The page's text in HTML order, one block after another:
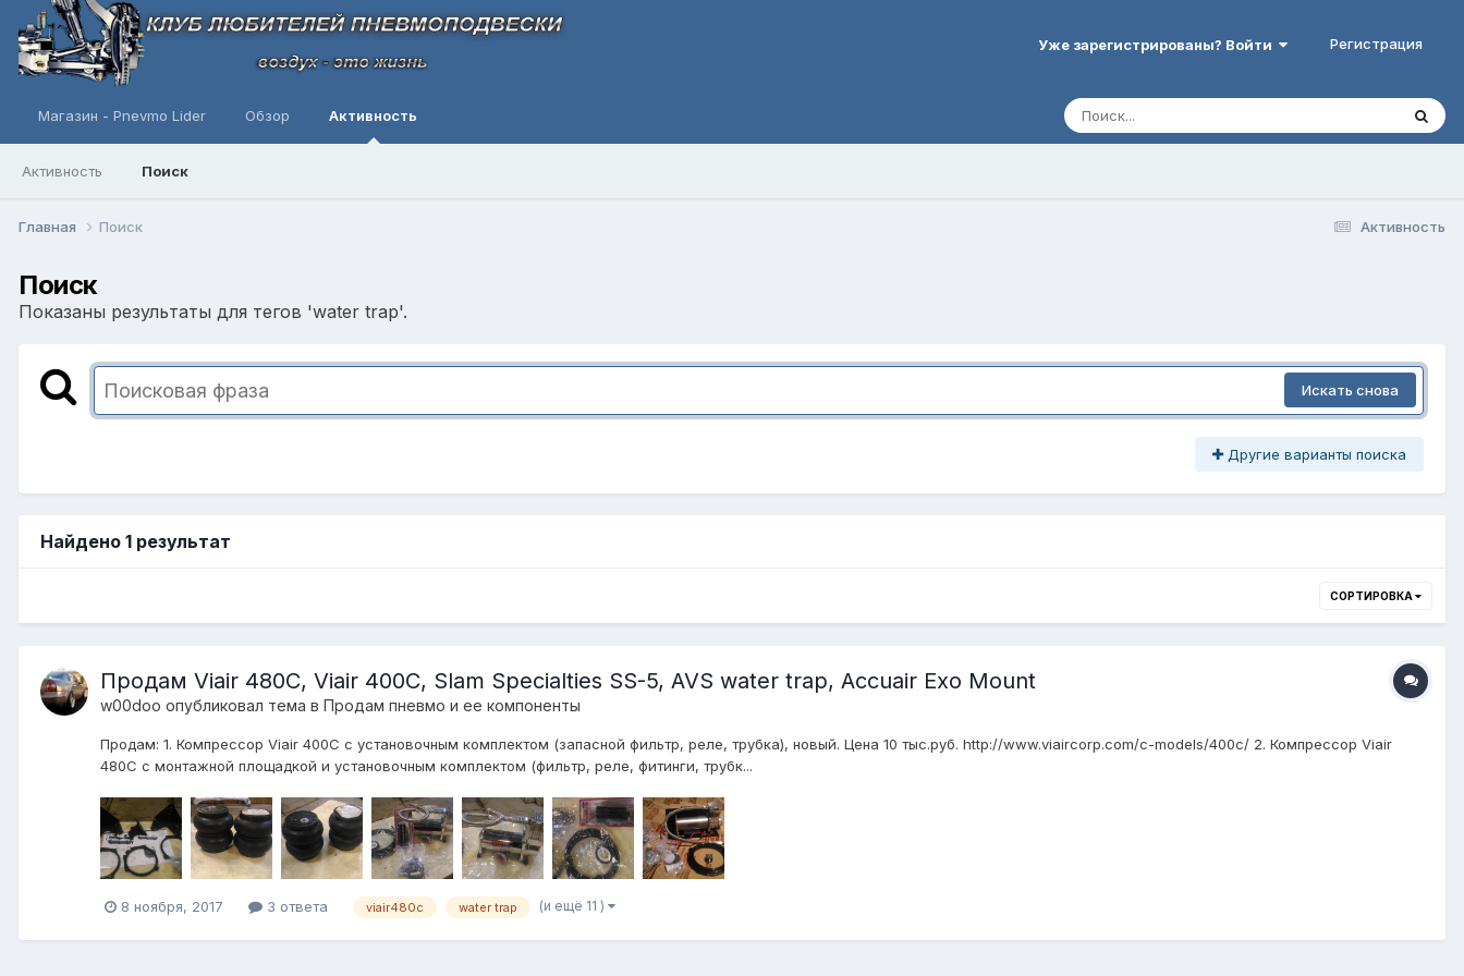
Уже зарегистрированы? Войти Регистрация
Магазин - Pnevmo Lider Обзор Активность
Активность Поиск
Активность
Главная Поиск
Поиск
Показаны результаты для тегов 'water trap'.
Искать снова
Другие варианты поиска
Найдено 1 результат
СОРТИРОВКА
Продам Viair 480C, Viair 400C, Slam Specialties SS-5, AVS water trap, Accuair Exo Mount
w00doo опубликовал тема в Продам пневмо и ее компоненты
Продам: 1. Компрессор Viair 400С с установочным комплектом (запасной фильтр, реле, трубка), новый. Цена 10 тыс.руб. http://www.viaircorp.com/c-models/400c/ 2. Компрессор Viair
480С с монтажной площадкой и установочным комплектом (фильтр, реле, фитинги, трубк...
8 ноября, 2017 3 ответа viair480c water trap (и ещё 11 )